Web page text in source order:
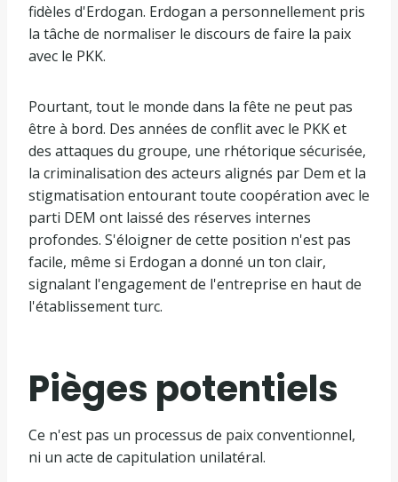
fidèles d'Erdogan. Erdogan a personnellement pris
la tâche de normaliser le discours de faire la paix
avec le PKK.
Pourtant, tout le monde dans la fête ne peut pas
être à bord. Des années de conflit avec le PKK et
des attaques du groupe, une rhétorique sécurisée,
la criminalisation des acteurs alignés par Dem et la
stigmatisation entourant toute coopération avec le
parti DEM ont laissé des réserves internes
profondes. S'éloigner de cette position n'est pas
facile, même si Erdogan a donné un ton clair,
signalant l'engagement de l'entreprise en haut de
l'établissement turc.
Pièges potentiels
Ce n'est pas un processus de paix conventionnel,
ni un acte de capitulation unilatéral.